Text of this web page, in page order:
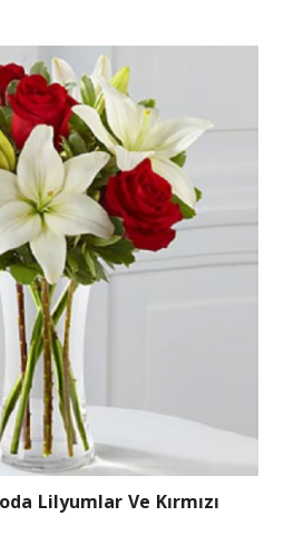
Lilyumlar Ve Kırmızı